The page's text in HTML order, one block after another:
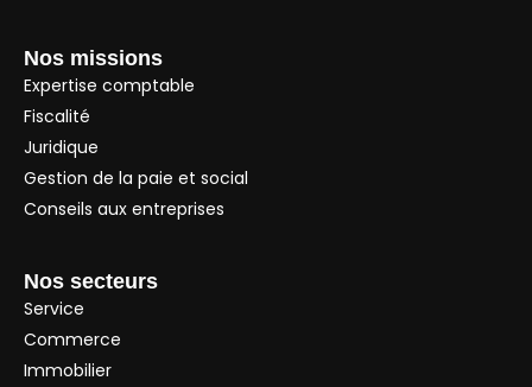
Nos missions
Expertise comptable
Fiscalité
Juridique
Gestion de la paie et social
Conseils aux entreprises
Nos secteurs
Service
Commerce
Immobilier